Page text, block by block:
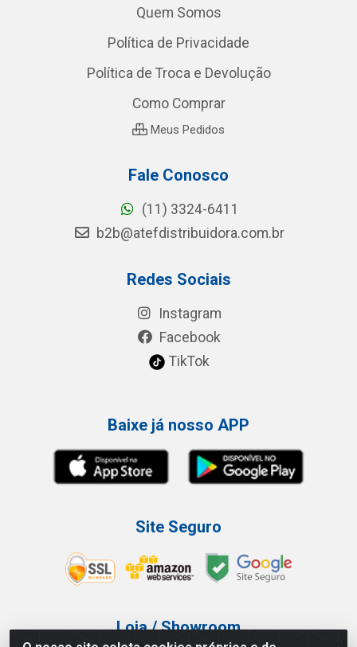
Quem Somos
Política de Privacidade
Política de Troca e Devolução
Como Comprar
Meus Pedidos
Fale Conosco
(11) 3324-6411
b2b@atefdistribuidora.com.br
Redes Sociais
Instagram
Facebook
TikTok
Baixe já nosso APP
Site Seguro
Loja / Showroom